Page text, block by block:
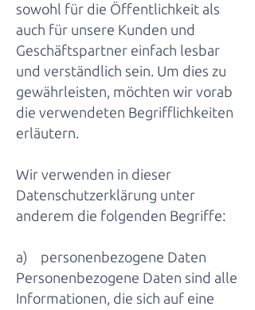
sowohl für die Öffentlichkeit als
auch für unsere Kunden und
Geschäftspartner einfach lesbar
und verständlich sein. Um dies zu
gewährleisten, möchten wir vorab
die verwendeten Begrifflichkeiten
erläutern.
Wir verwenden in dieser
Datenschutzerklärung unter
anderem die folgenden Begriffe:
a) personenbezogene Daten
Personenbezogene Daten sind alle
Informationen, die sich auf eine